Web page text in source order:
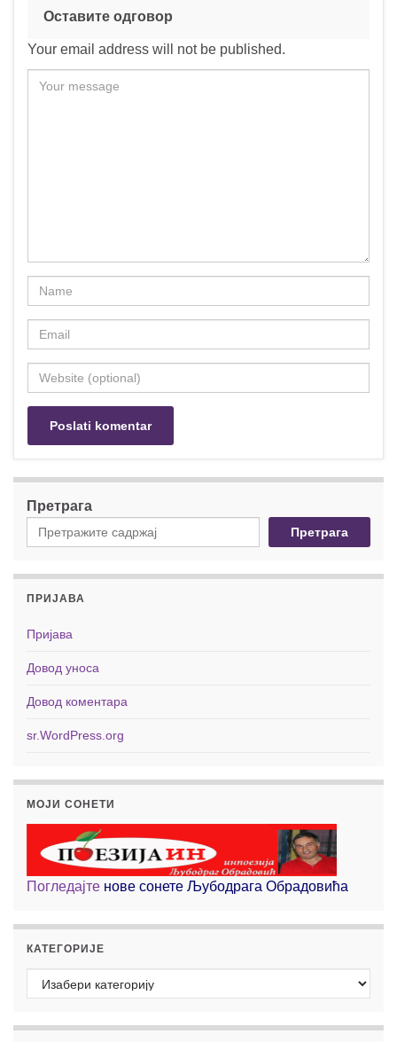
Оставите одговор
Your email address will not be published.
Претрага
Претрага
ПРИЈАВА
Пријава
Довод уноса
Довод коментара
sr.WordPress.org
МОЈИ СОНЕТИ
Погледајте нове сонете Љубодрага Обрадовића
КАТЕГОРИЈЕ
Категорије